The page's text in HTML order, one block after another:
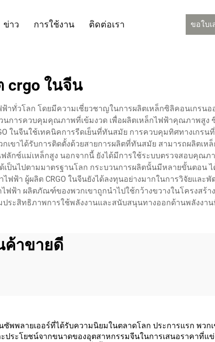
ข่าว การใช้งาน ติดต่อเรา ขอใบ
crgo ในจีน
ทั่วโลก โดยมีความเชี่ยวชาญในการผลิตเหล็กซิลิคอนเกรนออ
วนการควบคุมคุณภาพที่เข้มงวด เพื่อผลิตเหล็กไฟฟ้าคุณภาพสูง
ในจีนใช้เทคนิคการรีดเย็นที่ทันสมัย การควบคุมทิศทางเกร
าได้รับการติดตั้งด้วยสายการผลิตที่ทันสมัย สามารถผลิตเห
ลักซ์แม่เหล็กสูง นอกจากนี้ ยังได้มีการใช้ระบบตรวจสอบคุณ
นไปตามมาตรฐานโลก กระบวนการผลิตนั้นมีหลายขั้นตอน ไ
ฟ้า ผู้ผลิต CRGO ในจีนยังได้ลงทุนอย่างมากในการวิจัยและ
ฟฟ้า ผลิตภัณฑ์ของพวกเขาถูกนำไปใช้กว้างขวางในโครงสร้
ระสิทธิภาพการใช้พลังงานและสนับสนุนทางออกด้านพลังงา
ค้าขายดี
ซัพพลายเออร์ที่ได้รับความนิยมในตลาดโลก ประการแรก พว
ระโยชน์จากขนาดของอุตสาหกรรมจีนในการเสนอราคาที่แ